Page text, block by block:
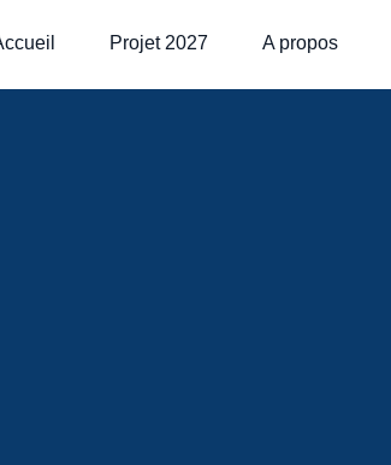
Projet 2027 A propos